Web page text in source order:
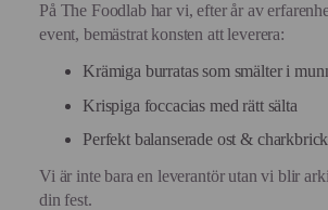
På The Foodlab har vi, efter år av
event, bemästrat konsten att leverera:
Krämiga burratas som smälter i
Krispiga foccacias med rätt sälta
Perfekt balanserade ost &
Vi är inte bara en leverantör utan vi blir
din fest.